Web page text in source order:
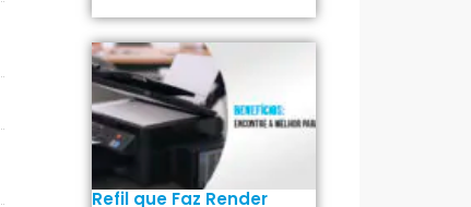
Refil que Faz Render